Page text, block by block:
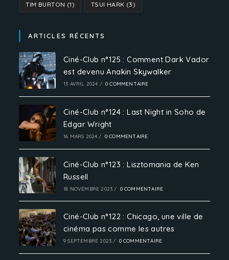
TIM BURTON (1) TSUI HARK (3)
ARTICLES RÉCENTS
Ciné-Club n°125 : Comment Dark Vador
est devenu Anakin Skywalker
13 AVRIL 2024 / 0 COMMENTAIRE
Ciné-Club n°124 : Last Night in Soho de
Edgar Wright
16 MARS 2024 / 0 COMMENTAIRE
Ciné-Club n°123 : Lisztomania de Ken
Russell
18 NOVEMBRE 2023 / 0 COMMENTAIRE
Ciné-Club n°122 : Chicago, une ville de
cinéma pas comme les autres
9 SEPTEMBRE 2023 / 0 COMMENTAIRE